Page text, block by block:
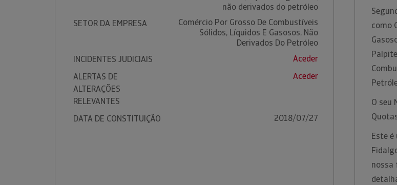
não derivados do petróleo
SETOR DA EMPRESA
Comércio Por Grosso De Combustíveis
Sólidos, Líquidos E Gasosos, Não
Derivados Do Petróleo
INCIDENTES JUDICIAIS
Aceder
ALERTAS DE
ALTERAÇÕES
RELEVANTES
Aceder
DATA DE CONSTITUIÇÃO 2018/07/27
como
O seu
Este
nossa